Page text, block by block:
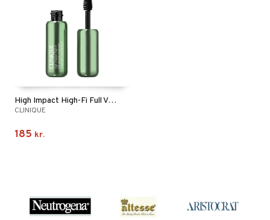
High Impact High-Fi Full Volume Travel Mascara
CLINIQUE
185 kr.